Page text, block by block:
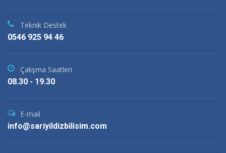
Teknik Destek
0546 925 94 46
Çalışma Saatleri
08.30 - 19.30
E-mail
info@sariyildizbilisim.com